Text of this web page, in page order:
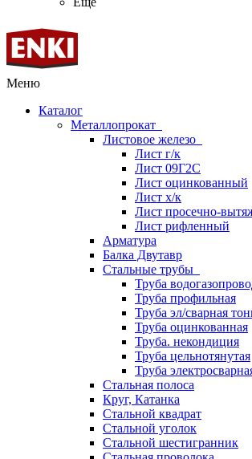
Меню
Каталог
Металлопрокат
Листовое железо
Лист г/к
Лист 09Г2С
Лист оцинкованный
Лист х/к
Лист просечно-
Лист рифленный
Арматура
Балка Двутавр
Стальные трубы
Труба
Труба профильная
Труба эл/сварная
Труба оцинкованная
Труба. некондиция
Труба цельнотянутая
Труба
Стальная полоса
Круг, Катанка
Стальной квадрат
Стальной уголок
Стальной шестигранник